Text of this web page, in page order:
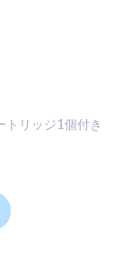
トリッジ1個付き